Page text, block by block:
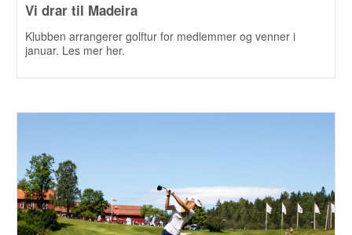
Vi drar til Madeira
Klubben arrangerer golftur for medlemmer og venner i
januar. Les mer her.